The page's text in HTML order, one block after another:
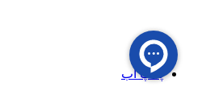
پمپ آب